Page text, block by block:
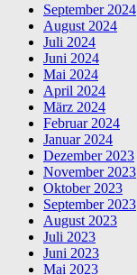
September 2024
August 2024
Juli 2024
Juni 2024
Mai 2024
April 2024
März 2024
Februar 2024
Januar 2024
Dezember 2023
November 2023
Oktober 2023
September 2023
August 2023
Juli 2023
Juni 2023
Mai 2023